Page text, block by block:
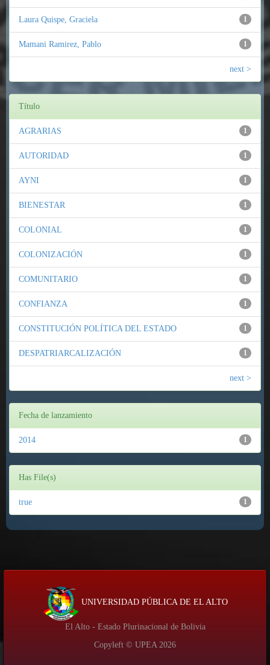
1
Laura Quispe, Graciela
1
Mamani Ramirez, Pablo
next >
Título
1
AGRARIAS
1
AUTORIDAD
1
AYNI
1
BIENESTAR
1
COLONIAL
1
COLONIZACIÓN
1
COMUNITARIO
1
CONFIANZA
1
CONSTITUCIÓN POLÍTICA DEL ESTADO
1
DESPATRIARCALIZACIÓN
next >
Fecha de lanzamiento
1
2014
Has File(s)
1
true
UNIVERSIDAD PÚBLICA DE EL ALTO
El Alto - Estado Plurinacional de Bolivia
Copyleft © UPEA 2026